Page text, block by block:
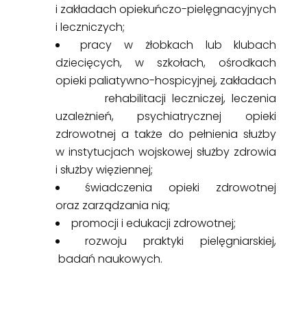
i zakładach opiekuńczo-pielęgnacyjnych
i leczniczych;
pracy w żłobkach lub klubach
dziecięcych, w szkołach, ośrodkach
opieki paliatywno-hospicyjnej, zakładach
rehabilitacji leczniczej, leczenia
uzależnień, psychiatrycznej opieki
zdrowotnej a także do pełnienia służby
w instytucjach wojskowej służby zdrowia
i służby więziennej;
świadczenia opieki zdrowotnej
oraz zarządzania nią;
promocji i edukacji zdrowotnej;
rozwoju praktyki pielęgniarskiej,
badań naukowych.